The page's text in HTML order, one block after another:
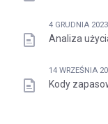
4 GRUDNIA 2023
Analiza
14 WRZEŚNIA
Kody